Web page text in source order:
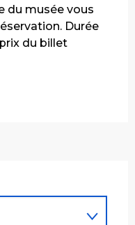
du musée vous
Durée
du billet